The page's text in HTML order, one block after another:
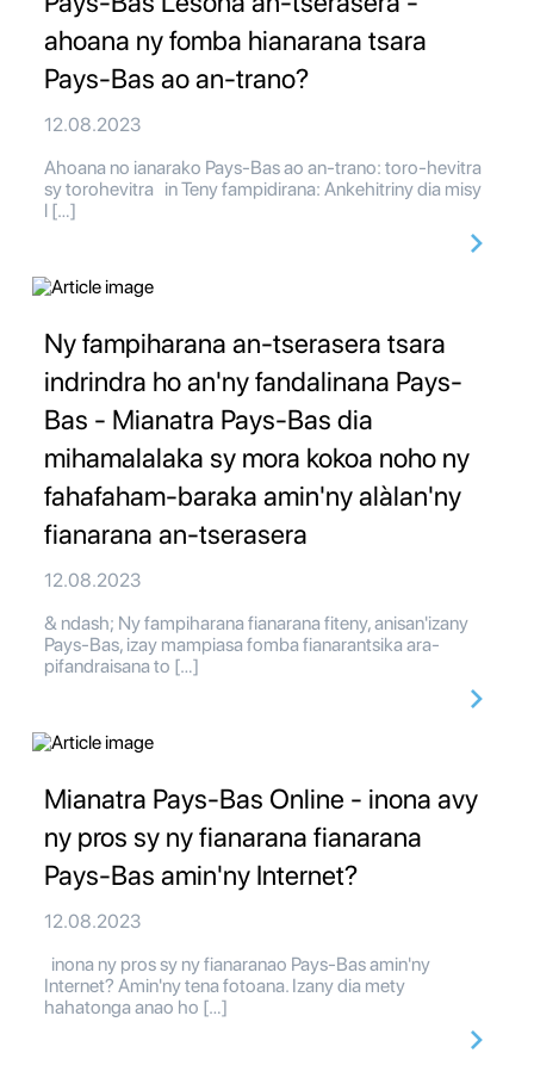
ahoana ny fomba hianarana tsara
Pays-Bas ao an-trano?
12.08.2023
Ahoana no ianarako Pays-Bas ao an-trano: toro-hevitra
sy torohevitra in Teny fampidirana: Ankehitriny dia misy
l […]
Ny fampiharana an-tserasera tsara
indrindra ho an'ny fandalinana Pays-
Bas - Mianatra Pays-Bas dia
mihamalalaka sy mora kokoa noho ny
fahafaham-baraka amin'ny alàlan'ny
fianarana an-tserasera
12.08.2023
& ndash; Ny fampiharana fianarana fiteny, anisan'izany
Pays-Bas, izay mampiasa fomba fianarantsika ara-
pifandraisana to […]
Mianatra Pays-Bas Online - inona avy
ny pros sy ny fianarana fianarana
Pays-Bas amin'ny Internet?
12.08.2023
inona ny pros sy ny fianaranao Pays-Bas amin'ny
Internet? Amin'ny tena fotoana. Izany dia mety
hahatonga anao ho […]